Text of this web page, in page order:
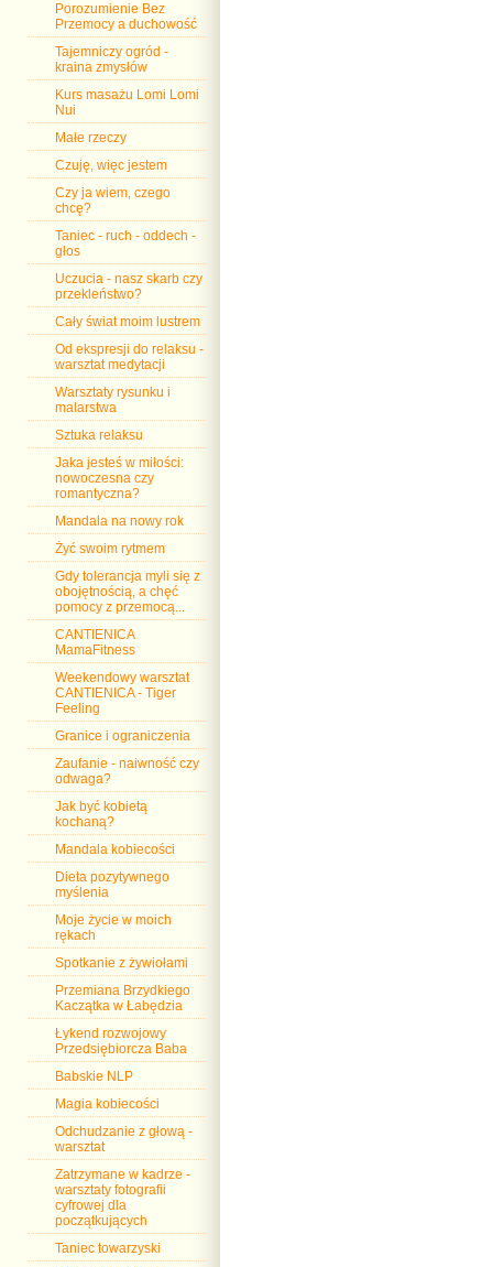
Porozumienie Bez
Przemocy a duchowość
Tajemniczy ogród -
kraina zmysłów
Kurs masażu Lomi Lomi
Nui
Małe rzeczy
Czuję, więc jestem
Czy ja wiem, czego
chcę?
Taniec - ruch - oddech -
głos
Uczucia - nasz skarb czy
przekleństwo?
Cały świat moim lustrem
Od ekspresji do relaksu -
warsztat medytacji
Warsztaty rysunku i
malarstwa
Sztuka relaksu
Jaka jesteś w miłości:
nowoczesna czy
romantyczna?
Mandala na nowy rok
Żyć swoim rytmem
Gdy tolerancja myli się z
obojętnością, a chęć
pomocy z przemocą...
CANTIENICA
MamaFitness
Weekendowy warsztat
CANTIENICA - Tiger
Feeling
Granice i ograniczenia
Zaufanie - naiwność czy
odwaga?
Jak być kobietą
kochaną?
Mandala kobiecości
Dieta pozytywnego
myślenia
Moje życie w moich
rękach
Spotkanie z żywiołami
Przemiana Brzydkiego
Kaczątka w Łabędzia
Łykend rozwojowy
Przedsiębiorcza Baba
Babskie NLP
Magia kobiecości
Odchudzanie z głową -
warsztat
Zatrzymane w kadrze -
warsztaty fotografii
cyfrowej dla
początkujących
Taniec towarzyski